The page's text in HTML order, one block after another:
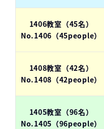
1406教室（45名）
No.1406（45people）
1408教室（42名）
No.1408（42people）
1405教室（96名）
No.1405（96people）